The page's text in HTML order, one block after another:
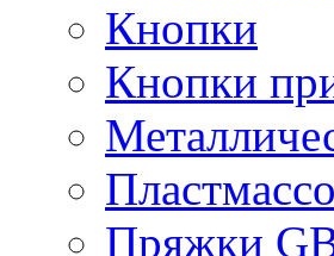
Кнопки
Кнопки
Пряжки